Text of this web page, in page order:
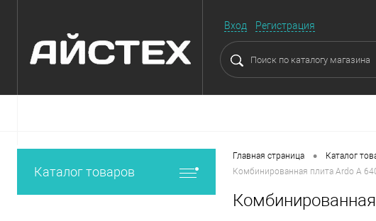
Вход Регистрация
Каталог товаров
Главная страница • Каталог
Комбинированная плита Ardo A